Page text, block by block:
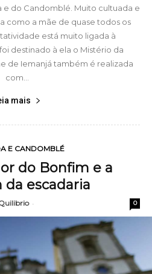
e do Candomblé. Muito cultuada e
como a mãe de quase todos os
está muito ligada à
destinado à ela o Mistério da
de Iemanjá também é realizada
com...
mais
E CANDOMBLÉ
do Bonfim e a
da escadaria
- 0